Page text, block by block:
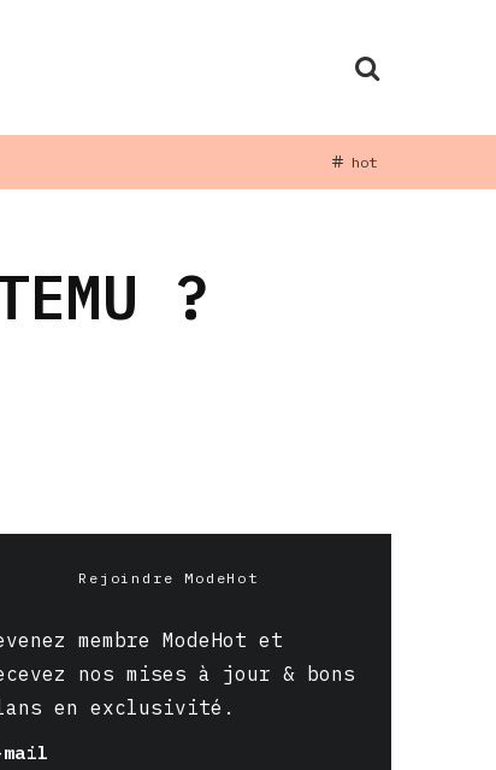
hot
?
Rejoindre ModeHot
membre ModeHot et
nos mises à jour & bons
en exclusivité.
mail